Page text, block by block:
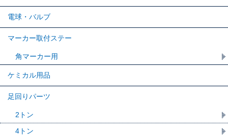
電球・バルブ
マーカー取付ステー
角マーカー用
ケミカル用品
足回りパーツ
2トン
4トン